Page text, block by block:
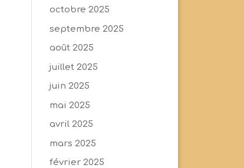
octobre 2025
septembre 2025
août 2025
juillet 2025
juin 2025
mai 2025
avril 2025
mars 2025
février 2025